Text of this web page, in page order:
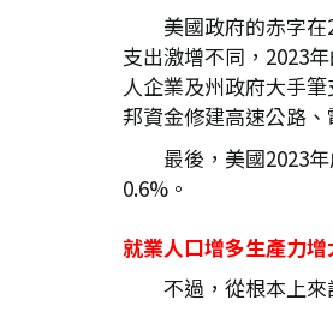
美國政府的赤字
支出激增不同，2023
人企業及州政府大手
邦資金修建高速公路、
最後，美國2023
0.6%。
就業人口增多生產力增
不過，從根本上